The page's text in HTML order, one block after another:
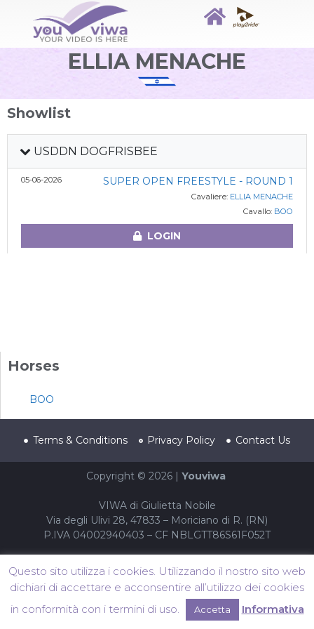
ELLIA MENACHE
Showlist
USDDN DOGFRISBEE
05-06-2026 SUPER OPEN FREESTYLE - ROUND 1
Cavaliere: ELLIA MENACHE
Cavallo: BOO
LOGIN
Horses
BOO
Terms & Conditions Privacy Policy Contact Us
Copyright © 2026 | Youviwa
VIWA di Giulietta Nobile
Via degli Ulivi 28, 47833 – Moriciano di R. (RN)
P.IVA 04002940403 – CF NBLGTT86S61F052T
Questo sito utilizza i cookies. Utilizzando il nostro sito web
dichiari di accettare e acconsentire all’utilizzo dei cookies
in conformità con i termini di uso.
Accetta Informativa